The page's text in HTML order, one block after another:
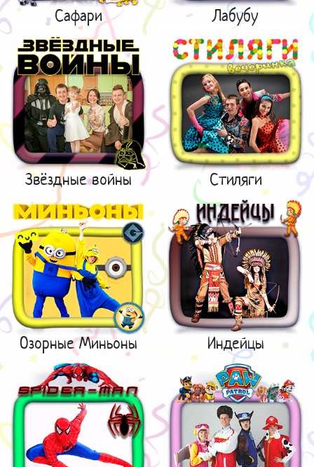
Сафари Лабубу
Звёздные войны Стиляги
Озорные Миньоны Индейцы